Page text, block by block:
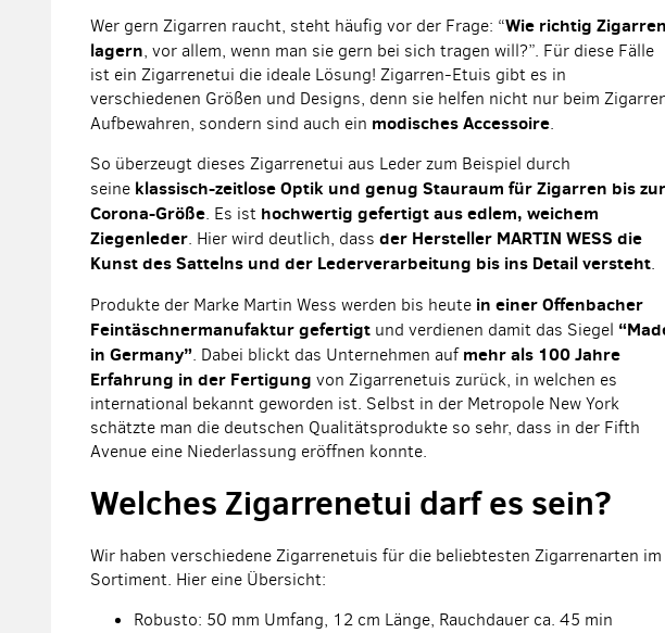
Wer gern Zigarren raucht, steht häufig vor der Frage: “Wie richtig Zigarren
lagern, vor allem, wenn man sie gern bei sich tragen will?”. Für diese Fälle
ist ein Zigarrenetui die ideale Lösung! Zigarren-Etuis gibt es in
verschiedenen Größen und Designs, denn sie helfen nicht nur beim
Aufbewahren, sondern sind auch ein modisches Accessoire.
So überzeugt dieses Zigarrenetui aus Leder zum Beispiel durch
seine klassisch-zeitlose Optik und genug Stauraum für Zigarren bis zur
Corona-Größe. Es ist hochwertig gefertigt aus edlem, weichem
Ziegenleder. Hier wird deutlich, dass der Hersteller MARTIN WESS die
Kunst des Sattelns und der Lederverarbeitung bis ins Detail versteht.
Produkte der Marke Martin Wess werden bis heute in einer Offenbacher
Feintäschnermanufaktur gefertigt und verdienen damit das Siegel
in Germany”. Dabei blickt das Unternehmen aufmehr als 100 Jahre
Erfahrung in der Fertigung von Zigarrenetuis zurück, in welchen es
international bekannt geworden ist. Selbst in der Metropole New York
schätzte man die deutschen Qualitätsprodukte so sehr, dass in der Fifth
Avenue eine Niederlassung eröffnen konnte.
Welches Zigarrenetui darf es sein?
Wir haben verschiedene Zigarrenetuis für die beliebtesten Zigarrenarten im
Sortiment. Hier eine Übersicht:
Robusto: 50 mm Umfang, 12 cm Länge, Rauchdauer ca. 45 min